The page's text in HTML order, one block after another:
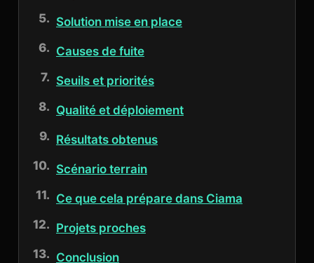
Solution mise en place
Causes de fuite
Seuils et priorités
Qualité et déploiement
Résultats obtenus
Scénario terrain
Ce que cela prépare dans Ciama
Projets proches
Conclusion